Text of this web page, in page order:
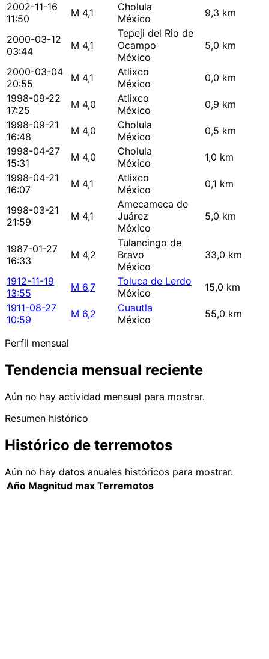
2002-11-16
11:50
M 4,1
Cholula
México
9,3 km
2000-03-12
03:44
M 4,1
Tepeji del Rio de
Ocampo
México
5,0 km
2000-03-04
20:55
M 4,1
Atlixco
México
0,0 km
1998-09-22
17:25
M 4,0
Atlixco
México
0,9 km
1998-09-21
16:48
M 4,0
Cholula
México
0,5 km
1998-04-27
15:31
M 4,0
Cholula
México
1,0 km
1998-04-21
16:07
M 4,1
Atlixco
México
0,1 km
1998-03-21
21:59
M 4,1
Amecameca de
Juárez
México
5,0 km
1987-01-27
16:33
M 4,2
Tulancingo de
Bravo
México
33,0 km
1912-11-19
13:55
M 6,7
Toluca de Lerdo
México
15,0 km
1911-08-27
10:59
M 6,2
Cuautla
México
55,0 km
Perfil mensual
Tendencia mensual reciente
Aún no hay actividad mensual para mostrar.
Resumen histórico
Histórico de terremotos
Aún no hay datos anuales históricos para mostrar.
Año Magnitud max Terremotos